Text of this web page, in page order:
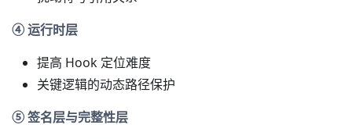
④ 运行时层
提高 Hook 定位难度
关键逻辑的动态路径保护
⑤ 签名层与完整性层